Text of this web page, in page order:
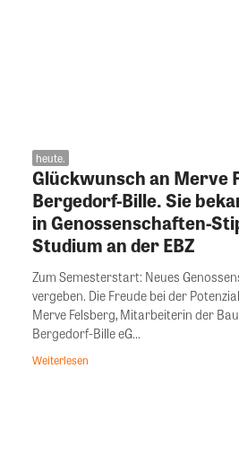
heute.
Glückwunsch an Merve
Bergedorf-Bille. Sie
in Genossenschaften-
Studium an der EBZ
Zum Semesterstart: Neues
vergeben. Die Freude bei der
Merve Felsberg, Mitarbeiterin der
Bergedorf-Bille eG...
Weiterlesen